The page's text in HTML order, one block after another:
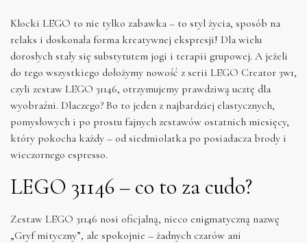
Klocki LEGO to nie tylko zabawka – to styl życia, sposób na
relaks i doskonała forma kreatywnej ekspresji! Dla wielu
dorosłych stały się substytutem jogi i terapii grupowej. A jeżeli
do tego wszystkiego dołożymy nowość z serii LEGO Creator 3w1,
czyli zestaw LEGO 31146, otrzymujemy prawdziwą ucztę dla
wyobraźni. Dlaczego? Bo to jeden z najbardziej elastycznych,
pomysłowych i po prostu fajnych zestawów ostatnich miesięcy,
który pokocha każdy – od siedmiolatka po posiadacza brody i
wieczornego espresso.
LEGO 31146 – co to za cudo?
Zestaw LEGO 31146 nosi oficjalną, nieco enigmatyczną nazwę
„Gryf mityczny”, ale spokojnie – żadnych czarów ani